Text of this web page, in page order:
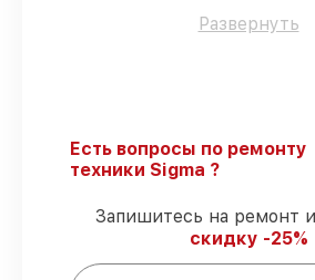
проверенные
Гарантийное
полным гарантийным
Гарантии на сервис
Развернуть
Есть вопросы по ремонту
техники Sigma ?
Запишитесь на ремонт
скидку -25%